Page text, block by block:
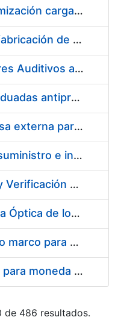
Pliego condiciones optimización cargas compras firmado
Acuerdo marco para la fabricación de piezas
Suministro de Protectores Auditivos a medida para las personas trabajadoras de los Centros de Trabajo de Madrid y Burgos
Suministro de gafas graduadas antiproyecciones para los trabajadores de la FNMT-RCM en los centros de trabajo de Madrid y Burgos
Servicios de una empresa externa para el asesoramiento y resolución de los recursos de alzada que se presentan relacionados con procesos de selección para la FNMT-RCM
Acuerdo marco para el suministro e instalación de persianas, estores y otros complementos
Servicio de Calibración y Verificación Externa de los Equipos de Medición del Servicio de Prevención de la FNMT-RCM
Conexión mediante Fibra Óptica de los Centros de Proceso de Datos (CPDs) de las sedes de la FNMT-RCM de Burgos y Madrid
Contratación de acuerdo marco para el Suministro de Material de Electricidad para la Fábrica Nacional de Moneda y Timbre-Real Casa de la Moneda en su centro de trabajo de Burgos
Suministro de estuches para moneda de 30 €
de 486 resultados.